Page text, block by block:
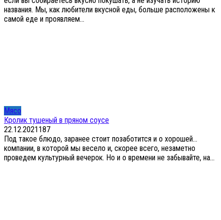
названия. Мы, как любители вкусной еды, больше расположены к
самой еде и проявляем...
Мясо
Кролик тушеный в пряном соусе
22.12.2021187
Под такое блюдо, заранее стоит позаботится и о хорошей…
компании, в которой мы весело и, скорее всего, незаметно
проведем культурный вечерок. Но и о времени не забывайте, на...